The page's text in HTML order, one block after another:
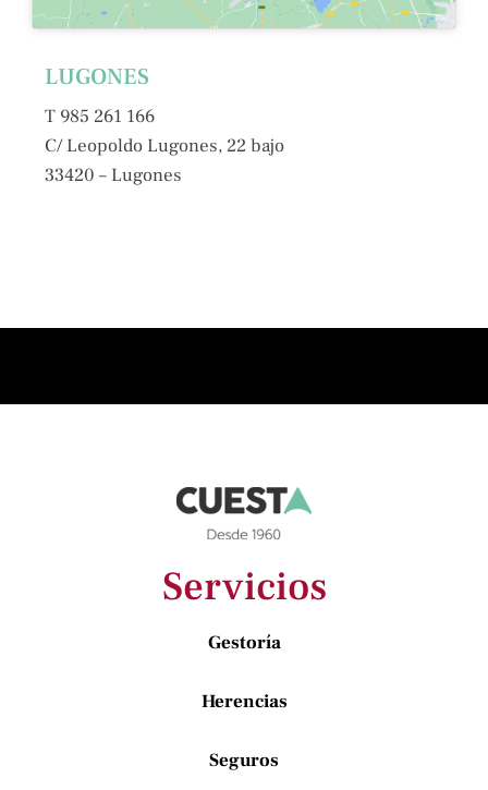
LUGONES
T 985 261 166
C/ Leopoldo Lugones, 22 bajo
33420 – Lugones
Servicios
Gestoría
Herencias
Seguros